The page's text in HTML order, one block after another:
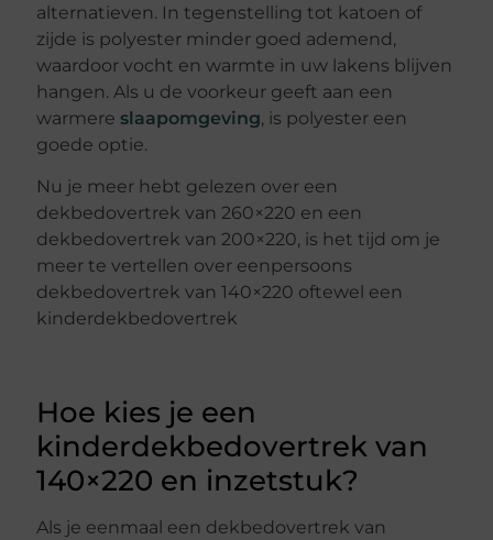
alternatieven. In tegenstelling tot katoen of
zijde is polyester minder goed ademend,
waardoor vocht en warmte in uw lakens blijven
hangen. Als u de voorkeur geeft aan een
warmere slaapomgeving, is polyester een
goede optie.
Nu je meer hebt gelezen over een
dekbedovertrek van 260×220 en een
dekbedovertrek van 200×220, is het tijd om je
meer te vertellen over eenpersoons
dekbedovertrek van 140×220 oftewel een
kinderdekbedovertrek
Hoe kies je een
kinderdekbedovertrek van
140×220 en inzetstuk?
Als je eenmaal een dekbedovertrek van